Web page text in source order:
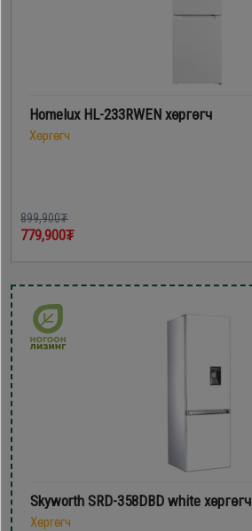
Homelux HL-233RWEN хөргөгч
Хөргөгч
899,900₮
779,900₮
Skyworth SRD-358DBD white хөргөгч
Хөргөгч